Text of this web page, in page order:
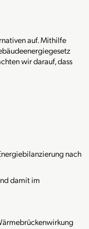
auf. Mithilfe
wir darauf, dass
nach
damit im